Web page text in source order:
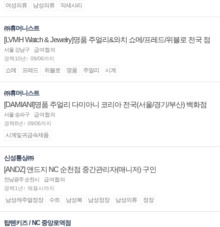
여성의류 남성의류 악세사리
㈜휴머니스트
[LVMH Watch & Jewelry]명품 주얼리&와치 쇼메/프레드/위블로 전국 점
장/부점장/판매사원 채용
서울 강남구
급여협의
경력10년↑ 09/06까지
쇼메 프레드 위블로 명품 주얼리 시계
㈜휴머니스트
[DAMIANI]명품 주얼리 다미아니 코리아 전국(서울/경기/부산) 백화점
부점장/판매사원 채용
서울 송파구
급여협의
경력8년↑ 09/06까지
시계및귀금속제품
신성통상㈜
[ANDZ] 앤드지 NC 순천점 중간관리자(매니저) 구인
전남광주 순천시
급여협의
경력1년↑ 채용시까지
남성캐주얼정장 수트 남성복 남성정장 남성의류 정장
탑텐키즈 / NC 중앙로역점